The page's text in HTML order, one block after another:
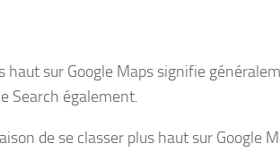
haut sur Google Maps signifie
Search également.
de se classer plus haut sur Google